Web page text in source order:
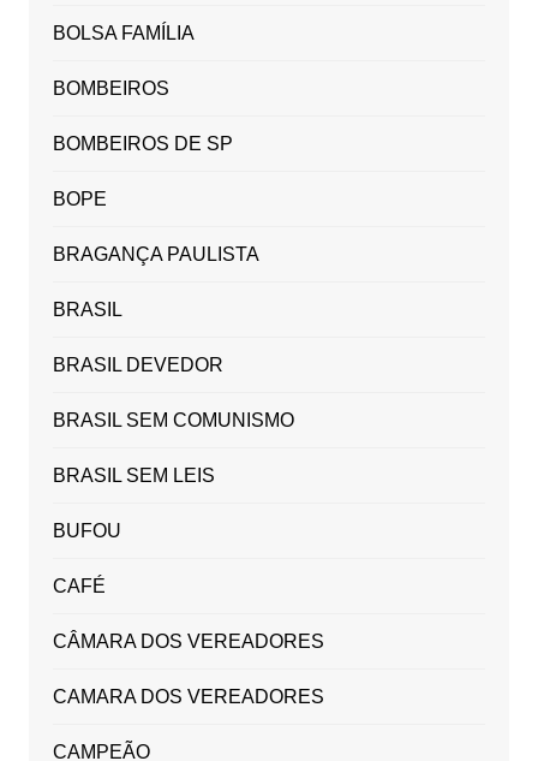
BOLSA FAMÍLIA
BOMBEIROS
BOMBEIROS DE SP
BOPE
BRAGANÇA PAULISTA
BRASIL
BRASIL DEVEDOR
BRASIL SEM COMUNISMO
BRASIL SEM LEIS
BUFOU
CAFÉ
CÂMARA DOS VEREADORES
CAMARA DOS VEREADORES
CAMPEÃO